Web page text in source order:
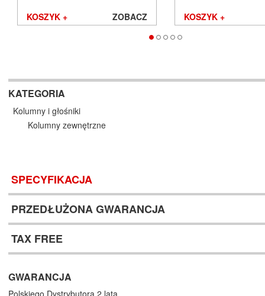
KOSZYK + ZOBACZ KOSZYK +
KATEGORIA
Kolumny i głośniki
Kolumny zewnętrzne
SPECYFIKACJA
PRZEDŁUŻONA GWARANCJA
TAX FREE
GWARANCJA